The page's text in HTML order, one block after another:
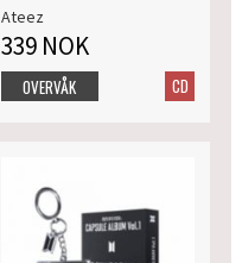
Ateez
339 NOK
CD
OVERVÅK